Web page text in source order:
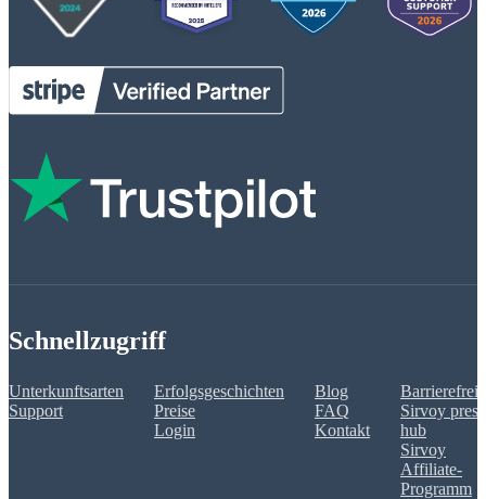
Schnellzugriff
Unterkunftsarten
Support
Erfolgsgeschichten
Preise
Login
Blog
FAQ
Kontakt
Sirvoy press
hub
Sirvoy
Affiliate-
Programm